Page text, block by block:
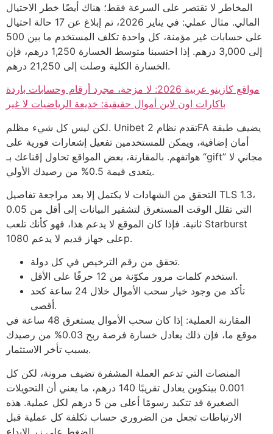
المخاطر لا تقتصر على السرعة فقط؛ هناك أيضًا خطر الاحتيال
المالي. مثال عملي: في يناير 2026، تم إبلاغ عن 17 حالة احتيال
على حسابات غير مؤمنة، كل واحدة تكلف المستخدم ما بين 500
إلى 3,000 درهم. إذا احتسبنا متوسط الخسارة 1,250 درهم، فإن
الخسارة الكلية وصلت إلى 21,250 درهم.
مواقع كازينو عربية 2026: لا مزحة، مجرد أرقام وحسابات باردة
باكارات اون لاين أموال حقيقية: خديعة الرياضيات لا غير
لكن ليس كل شيء مظلم. Unibet تقدم نظام 2FA يضيف طبقة
أمان إضافية، ويمكن للمستخدمين تفعيل إشعارات فورية على
هواتفهم. بالمقارنة، بعض المواقع تحاول إقناعك بـ “gift” مجاني لا
يتعدى قيمة 0.5% من رصيدك الأولي.
التحقق من الشهادات لا يكتمل إلا بعد مراجعة تفاصيل TLS 1.3،
التي تقلل الوقت المستغرق لتشفير البيانات إلى أقل من 0.05
ثانية. فإذا كان الموقع لا يدعم هذا، فهو كأنك تلعب Starburst
على جهاز قديم لا يدعم 1080p.
تحقق من رقم الترخيص في كل دولة.
استخدم كلمات مرور مكوّنة من 12 حرفًا على الأقل.
تأكد من وجود خيار سحب الأموال خلال 24 ساعة كحد
أقصى.
المقارنة العملية: إذا كان سحب الأموال يستغرق 48 ساعة في
موقع ما، فإن ذلك يعادل خسارة فرصة ربح 0.03% من رصيدك
بسبب تأخر الاستثمار.
المنصات التي تدعم العملة المشفرة تضيف مرونة، لكن كل
0.001 بيتكوين يعادل تقريبًا 140 درهم، ما يعني أن التحويلات
الصغيرة قد تتكبد رسومًا أعلى من 5 درهم لكل عملية. هذه
الارتباطات تجعل من الضروري حساب تكلفة كل عملية قبل
الضغط على زر الإيداع.